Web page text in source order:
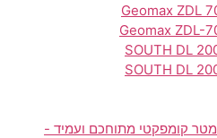
מד טווח לייזר 100 מטר קומפקטי מתוחכם ועמיד -